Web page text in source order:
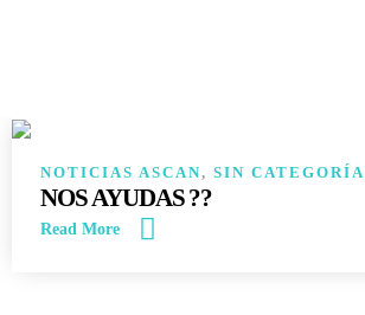
NOTICIAS ASCAN, SIN CATEGORÍA
NOS AYUDAS ??
Read More